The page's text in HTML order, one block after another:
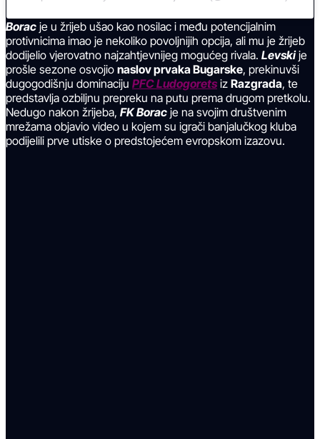
Borac je u žrijeb ušao kao nosilac i među potencijalnim
protivnicima imao je nekoliko povoljnijih opcija, ali mu je žrijeb
dodijelio vjerovatno najzahtjevnijeg mogućeg rivala. Levski je
prošle sezone osvojio naslov prvaka Bugarske, prekinuvši
dugogodišnju dominaciju PFC Ludogorets iz Razgrada, te
predstavlja ozbiljnu prepreku na putu prema drugom pretkolu.
Nedugo nakon žrijeba, FK Borac je na svojim društvenim
mrežama objavio video u kojem su igrači banjalučkog kluba
podijelili prve utiske o predstojećem evropskom izazovu.